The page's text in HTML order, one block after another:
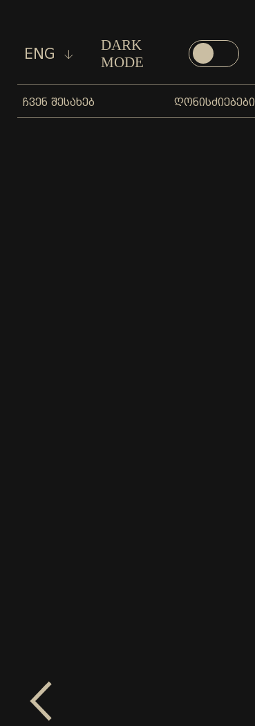
ENG
DARK
MODE
ᲩᲕᲔᲜ ᲨᲔᲡᲐᲮᲔᲑ ᲦᲝᲜᲘᲡᲫᲘᲔᲑᲔᲑᲘ